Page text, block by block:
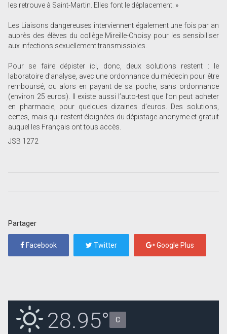
les retrouve à Saint-Martin. Elles font le déplacement. »
Les Liaisons dangereuses interviennent également une fois par an
auprès des élèves du collège Mireille-Choisy pour les sensibiliser
aux infections sexuellement transmissibles.
Pour se faire dépister ici, donc, deux solutions restent : le
laboratoire d’analyse, avec une ordonnance du médecin pour être
remboursé, ou alors en payant de sa poche, sans ordonnance
(environ 25 euros). Il existe aussi l’auto-test que l’on peut acheter
en pharmacie, pour quelques dizaines d’euros. Des solutions,
certes, mais qui restent éloignées du dépistage anonyme et gratuit
auquel les Français ont tous accès.
JSB 1272
Partager
Facebook Twitter Google Plus
28.95° C